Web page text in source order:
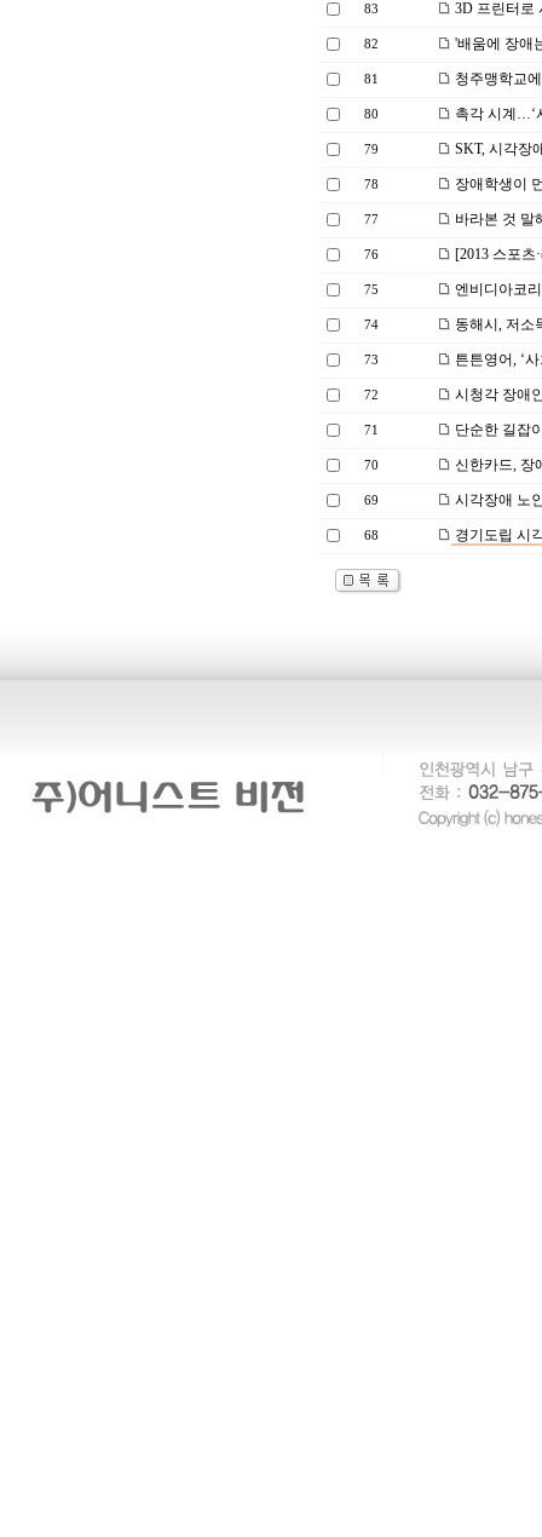
83 3D 프린터로
82 '배움에 장애
81 청주맹학교
80 촉각 시계…‘
79 SKT, 시각장
78 장애학생이
77 바라본 것 말
76 [2013 스포
75 엔비디아코
74 동해시, 저소
73 튼튼영어, ‘
72 시청각 장애
71 단순한 길잡
70 신한카드, 장
69 시각장애 노
68 경기도립 시